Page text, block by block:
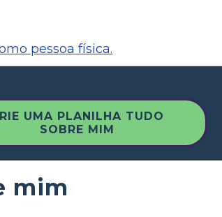
pessoa física.
UMA PLANILHA TUDO
SOBRE MIM
mim